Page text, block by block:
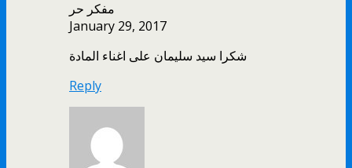
مفكر حر
January 29, 2017
شكرا سيد سليمان على اغناء المادة
Reply